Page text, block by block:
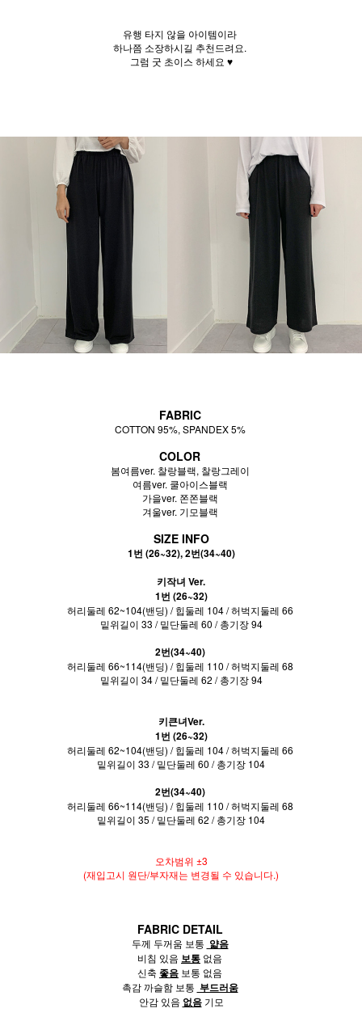
유행 타지 않을 아이템이라
하나쯤 소장하시길 추천드려요.
그럼 굿 초이스 하세요 ♥
FABRIC
COTTON 95%, SPANDEX 5%
COLOR
봄여름ver. 찰랑블랙, 찰랑그레이
여름ver. 쿨아이스블랙
가을ver. 쫀쫀블랙
겨울ver. 기모블랙
SIZE INFO
1번 (26~32), 2번(34~40)
키작녀 Ver.
1번 (26~32)
허리둘레 62~104(밴딩) / 힙둘레 104 / 허벅지둘레 66
밑위길이 33 / 밑단둘레 60 / 총기장 94
2번(34~40)
허리둘레 66~114(밴딩) / 힙둘레 110 / 허벅지둘레 68
밑위길이 34 / 밑단둘레 62 / 총기장 94
키큰녀Ver.
1번 (26~32)
허리둘레 62~104(밴딩) / 힙둘레 104 / 허벅지둘레 66
밑위길이 33 / 밑단둘레 60 / 총기장 104
2번(34~40)
허리둘레 66~114(밴딩) / 힙둘레 110 / 허벅지둘레 68
밑위길이 35 / 밑단둘레 62 / 총기장 104
오차범위 ±3
(재입고시 원단/부자재는 변경될 수 있습니다.)
FABRIC DETAIL
두께 두꺼움 보통 얇음
비침 있음 보통 없음
신축 좋음 보통 없음
촉감 까슬함 보통 부드러움
안감 있음 없음기모